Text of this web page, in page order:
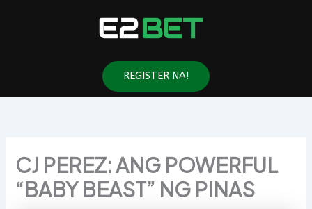
REGISTER NA!
CJ PEREZ: ANG POWERFUL
“BABY BEAST” NG PINAS